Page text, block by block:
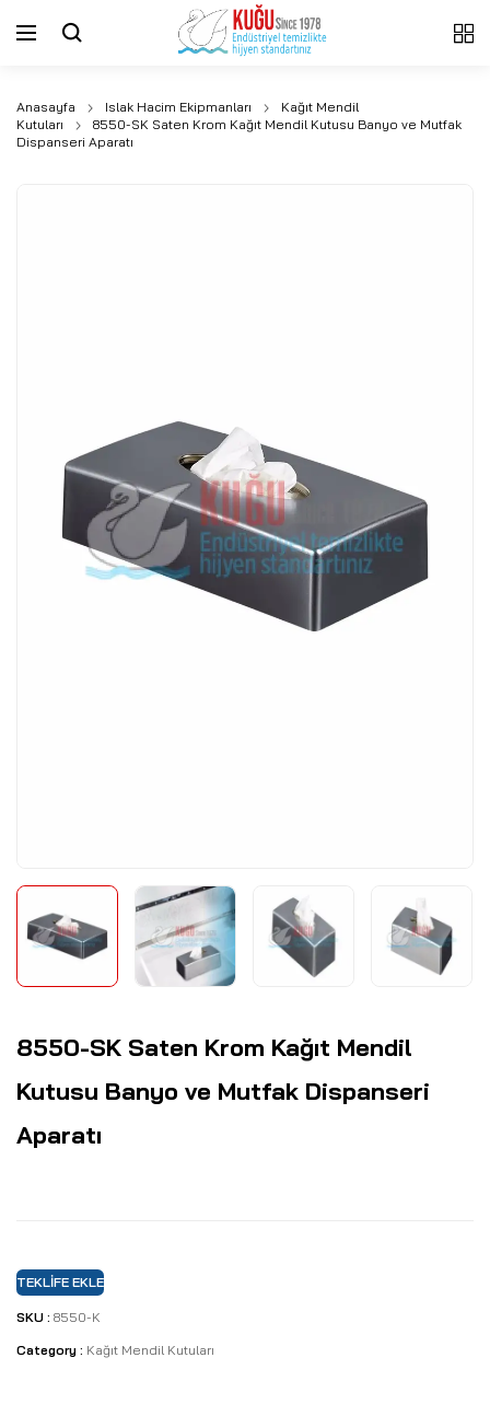
Anasayfa Islak Hacim Ekipmanları
Kağıt Mendil
Kutuları
8550-SK Saten Krom Kağıt Mendil Kutusu Banyo ve Mutfak
Dispanseri Aparatı
8550-SK Saten Krom Kağıt Mendil
Kutusu Banyo ve Mutfak Dispanseri
Aparatı
TEKLIFE EKLE
SKU : 8550-K
Category : Kağıt Mendil Kutuları